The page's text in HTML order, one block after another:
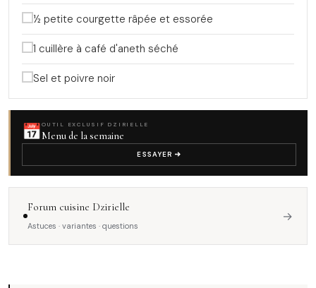
½ petite courgette râpée et essorée
1 cuillère à café d'aneth séché
Sel et poivre noir
📅 OUTIL EXCLUSIF DZIRIELLE
Menu de la semaine
ESSAYER
Forum cuisine Dzirielle
Astuces · variantes · questions
→